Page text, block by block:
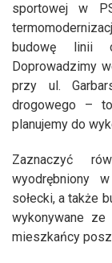
sportowej w
budowę linii
Doprowadzimy
przy ul.
drogowego –
planujemy do
Zaznaczyć
wyodrębniony
sołecki, a także
wykonywane ze
mieszkańcy